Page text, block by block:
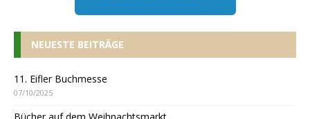
NEUESTE BEITRÄGE
11. Eifler Buchmesse
07/10/2025
Bücher auf dem Weihnachtsmarkt